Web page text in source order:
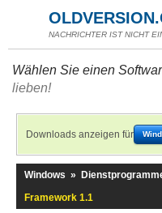
NACHRICHTER IST NICHT
Wählen Sie einen
lieben!
Downloads anzeigen für
Windows »
Framework 1.1